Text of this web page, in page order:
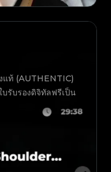
ท้ (AUTHENTIC)
รับรองดิจิทัลฟรีเป็น